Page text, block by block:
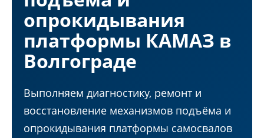
опрокидывания
платформы КАМАЗ в
Волгограде
Выполняем диагностику, ремонт и
восстановление механизмов подъёма и
опрокидывания платформы самосвалов